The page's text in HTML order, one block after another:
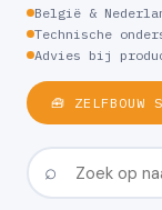
België &
Technische
Advies bij
🧰 ZELFBOUW